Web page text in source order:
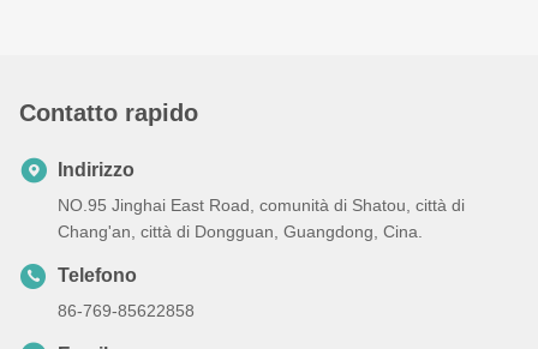
Contatto rapido
Indirizzo
NO.95 Jinghai East Road, comunità di Shatou, città di
Chang'an, città di Dongguan, Guangdong, Cina.
Telefono
86-769-85622858